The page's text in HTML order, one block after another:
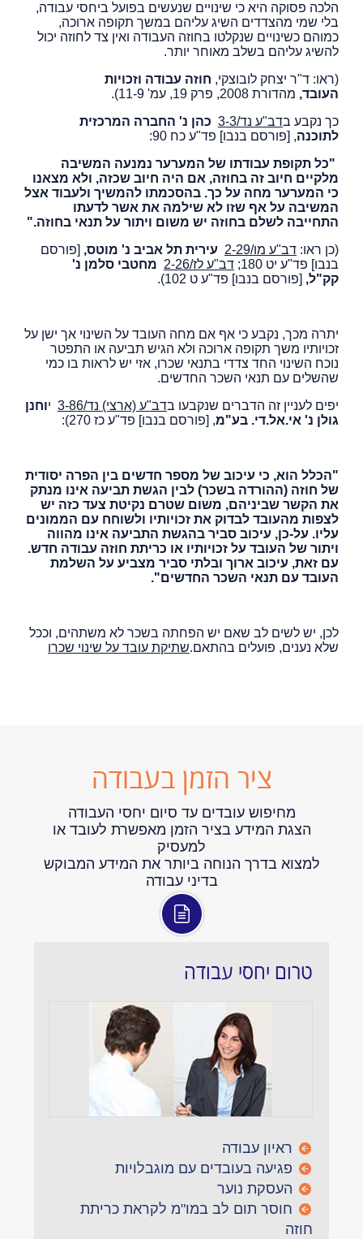
הלכה פסוקה היא כי שינויים שנעשים בפועל ביחסי עבודה,
בלי שמי מהצדדים השיג עליהם במשך תקופה ארוכה,
כמוהם כשינויים שנקלטו בחוזה העבודה ואין צד לחוזה יכול
להשיג עליהם בשלב מאוחר יותר.
(ראו: ד"ר יצחק לובוצקי, חוזה עבודה וזכויות
העובד, מהדורת 2008, פרק 19, עמ' 11-9).
כך נקבע בדב"ע נד/3-3
כהן נ' החברה המרכזית
לתוכנה, [פורסם בנבו] פד"ע כח 90:
"כל תקופת עבודתו של המערער נמנעה המשיבה
מלקיים חיוב זה בחוזה, אם היה חיוב שכזה, ולא מצאנו
כי המערער מחה על כך. בהסכמתו להמשיך ולעבוד אצל
המשיבה על אף שזו לא שילמה את אשר לדעתו
התחייבה לשלם בחוזה יש משום ויתור על תנאי בחוזה."
(כן ראו: דב"ע מו/2-29 עירית תל אביב נ' מוטס, [פורסם
בנבו] פד"ע יט 180;
דב"ע לז/2-26
מחטבי סלמן נ'
קק"ל, [פורסם בנבו] פד"ע ט 102).
יתרה מכך, נקבע כי אף אם מחה העובד על השינוי אך ישן על
זכויותיו משך תקופה ארוכה ולא הגיש תביעה או התפטר
נוכח השינוי החד צדדי בתנאי שכרו, אזי יש לראות בו כמי
שהשלים עם תנאי השכר החדשים.
יפים לעניין זה הדברים שנקבעו בדב"ע (ארצי) נד/3-86 יוחנן
גולן נ' אי.אל.די. בע"מ, [פורסם בנבו] פד"ע כז 270):
"הכלל הוא, כי עיכוב של מספר חדשים בין הפרה יסודית
של חוזה (ההורדה בשכר) לבין הגשת תביעה אינו מנתק
את הקשר שביניהם, משום שטרם נקיטת צעד כזה יש
לצפות מהעובד לבדוק את זכויותיו ולשוחח עם הממונים
עליו. על-כן, עיכוב סביר בהגשת התביעה אינו מהווה
ויתור של העובד על זכויותיו או כריתת חוזה עבודה חדש.
עם זאת, עיכוב ארוך ובלתי סביר מצביע על השלמת
העובד עם תנאי השכר החדשים".
לכן, יש לשים לב שאם יש הפחתה בשכר לא משתהים, וככל
שלא נענים, פועלים בהתאם.שתיקת עובד על שינוי שכרו
ציר הזמן בעבודה
מחיפוש עובדים עד סיום יחסי העבודה
הצגת המידע בציר הזמן מאפשרת לעובד או
למעסיק
למצוא בדרך הנוחה ביותר את המידע המבוקש
בדיני עבודה
טרום יחסי עבודה
ראיון עבודה
פגיעה בעובדים עם מוגבלויות
העסקת נוער
חוסר תום לב במו"מ לקראת כריתת
חוזה